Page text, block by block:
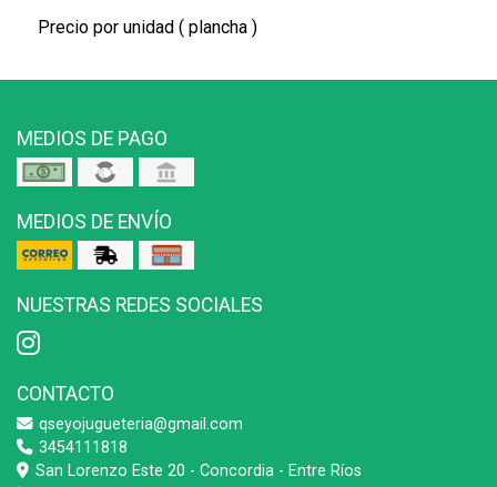
Precio por unidad ( plancha )
MEDIOS DE PAGO
MEDIOS DE ENVÍO
NUESTRAS REDES SOCIALES
CONTACTO
qseyojugueteria@gmail.com
3454111818
San Lorenzo Este 20 - Concordia - Entre Ríos